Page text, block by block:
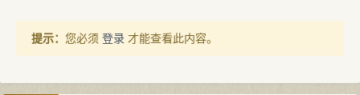
提示： 您必须 登录 才能查看此内容。